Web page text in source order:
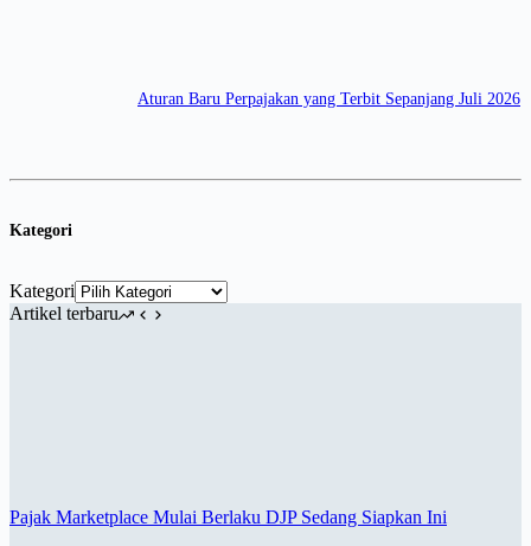
Aturan Baru Perpajakan yang Terbit Sepanjang Juli 2026
Kategori
Kategori
Artikel terbaru
Pajak Marketplace Mulai Berlaku DJP Sedang Siapkan Ini